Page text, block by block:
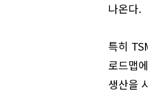
나온다.
특히
로드맵
생산을